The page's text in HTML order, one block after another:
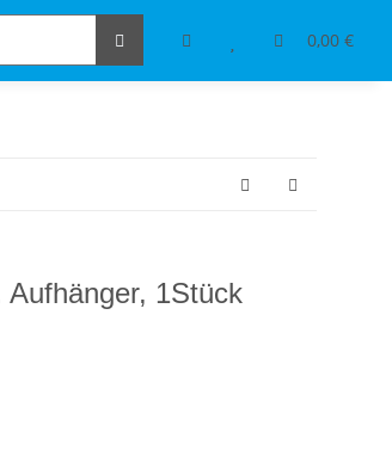
0,00 €
Tischdeko & Accessoires
1Stück